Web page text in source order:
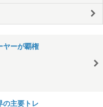
ヤーが覇権
の主要トレ